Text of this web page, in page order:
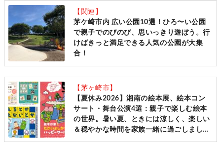
【関連】
茅ケ崎市内 広い公園10選！ひろ〜い公園
で親子でのびのび、思いっきり遊ぼう。行
けばきっと満足できる人気の公園が大集
合！
【茅ヶ崎市】
【夏休み2026】湘南の絵本展、絵本コン
サート・舞台公演4選：親子で楽しむ絵本
の世界。暑い夏、ときには涼しく、楽しい
＆穏やかな時間を家族一緒に過ごしましょ